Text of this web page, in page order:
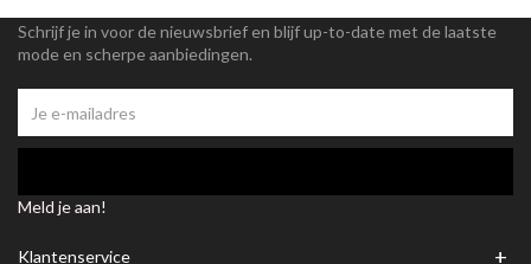
Schrijf je in voor de nieuwsbrief en blijf up-to-date met de laatste
mode en scherpe aanbiedingen.
Meld je aan!
Klantenservice +